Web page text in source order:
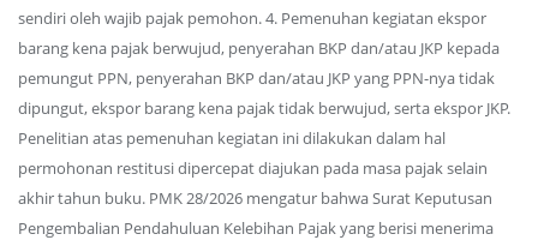
sendiri oleh wajib pajak pemohon. 4. Pemenuhan kegiatan ekspor
barang kena pajak berwujud, penyerahan BKP dan/atau JKP kepada
pemungut PPN, penyerahan BKP dan/atau JKP yang PPN-nya tidak
dipungut, ekspor barang kena pajak tidak berwujud, serta ekspor JKP.
Penelitian atas pemenuhan kegiatan ini dilakukan dalam hal
permohonan restitusi dipercepat diajukan pada masa pajak selain
akhir tahun buku. PMK 28/2026 mengatur bahwa Surat Keputusan
Pengembalian Pendahuluan Kelebihan Pajak yang berisi menerima